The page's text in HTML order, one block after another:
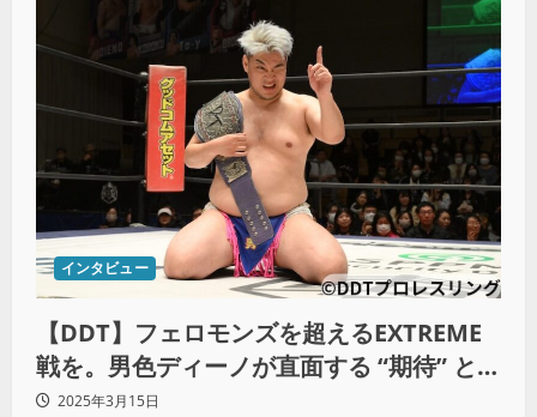
インタビュー
【DDT】フェロモンズを超えるEXTREME
戦を。男色ディーノが直面する “期待” とい
う大きな壁（中編）
2025年3月15日